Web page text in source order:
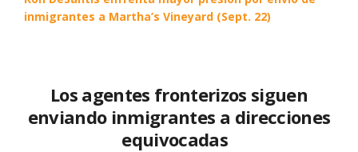
inmigrantes a Martha’s Vineyard (Sept. 22)
Los agentes fronterizos siguen
enviando inmigrantes a direcciones
equivocadas